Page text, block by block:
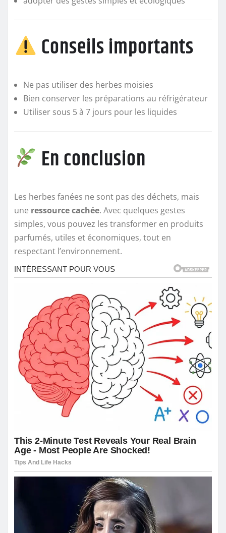
Conseils importants
Ne pas utiliser des herbes moisies
Bien conserver les préparations au réfrigérateur
Utiliser sous 5 à 7 jours pour les liquides
En conclusion
Les herbes fanées ne sont pas des déchets, mais
une ressource cachée. Avec quelques gestes
simples, vous pouvez les transformer en produits
parfumés, utiles et économiques, tout en
respectant l’environnement.